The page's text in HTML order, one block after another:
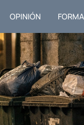
OPINIÓN